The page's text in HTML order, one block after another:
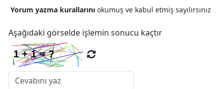
Yorum yazma kurallarını okumuş ve kabul etmiş sayılırsınız
Aşağıdaki görselde işlemin sonucu kaçtır